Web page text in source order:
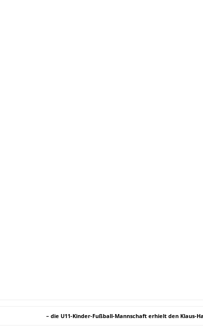
– die U11-Kinder-Fußball-Mannschaft erhielt den Klaus-